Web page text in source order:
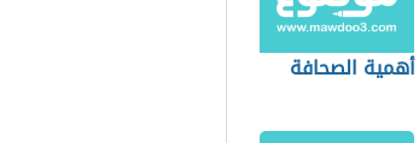
أهمية الصحافة